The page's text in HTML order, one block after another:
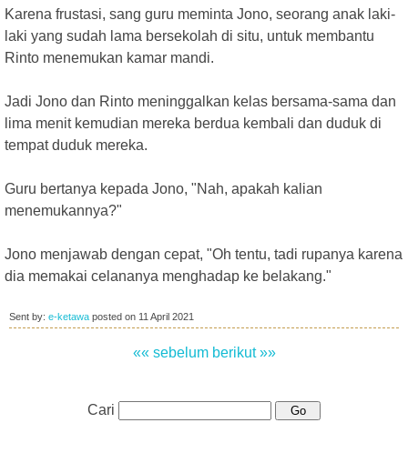
Karena frustasi, sang guru meminta Jono, seorang anak laki-
laki yang sudah lama bersekolah di situ, untuk membantu
Rinto menemukan kamar mandi.
Jadi Jono dan Rinto meninggalkan kelas bersama-sama dan
lima menit kemudian mereka berdua kembali dan duduk di
tempat duduk mereka.
Guru bertanya kepada Jono, "Nah, apakah kalian
menemukannya?"
Jono menjawab dengan cepat, "Oh tentu, tadi rupanya karena
dia memakai celananya menghadap ke belakang."
Sent by: e-ketawa posted on 11 April 2021
«« sebelum berikut »»
Cari